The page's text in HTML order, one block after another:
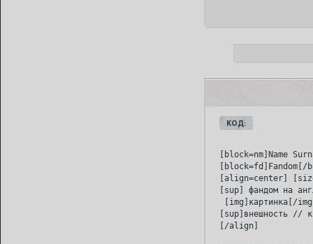
КОД:
[block=nm]Name
[block=fd]Fandom[/
[align=center]
[sup] фандом на
[img]картинка[/
[sup]внешность //
[/align]